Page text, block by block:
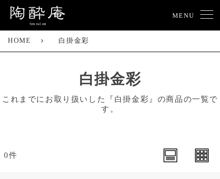
MENU
HOME 白掛金彩
白掛金彩
これまでにお取り扱いした『白掛金彩』の商品の一覧で
す。
0件